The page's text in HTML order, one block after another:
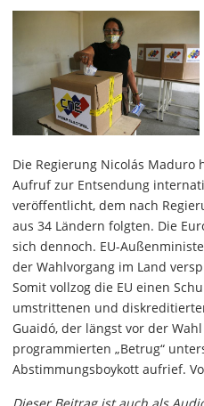
Die Regierung Nicolás Maduro
Aufruf zur Entsendung
veröffentlicht, dem nach
aus 34 Ländern folgten. Die
sich dennoch. EU-
der Wahlvorgang im Land
Somit vollzog die EU einen
umstrittenen und
Guaidó, der längst vor der
programmierten „Betrug“
Abstimmungsboykott aufrief.